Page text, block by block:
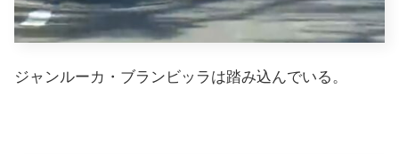
ジャンルーカ・ブランビッラは踏み込んでいる。